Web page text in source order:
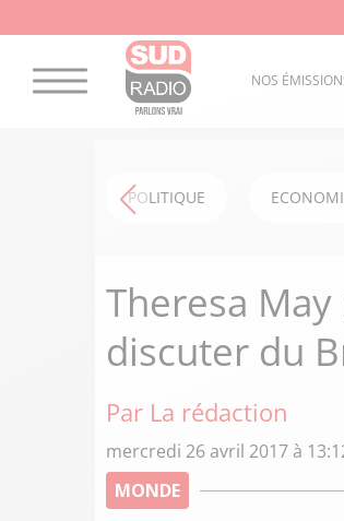
NOS
POLITIQUE
Theresa
discuter du
Par La rédaction
mercredi 26 avril 2017 à
MONDE